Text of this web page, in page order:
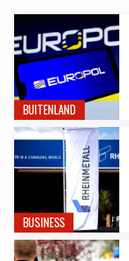
BUITENLAND
BUSINESS